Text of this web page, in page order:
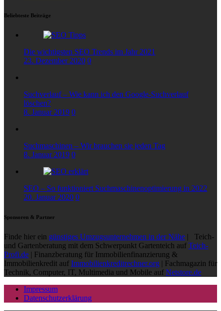
Beliebteste Beiträge
Die wichtigsten SEO Trends im Jahr 2021
23. Dezember 2020 0
Suchverlauf – Wie kann ich den Google-Suchverlauf
löschen?
8. Januar 2019 0
Suchmaschinen – Wir brauchen sie jeden Tag
8. Januar 2019 0
SEO – So funktioniert Suchmaschinenoptimierung in 2022
20. Januar 2020 0
Sponsoren & Partner
Finde hier ein günstiges Umzugsunternehmen in der Nähe | Teich-
und Gartenberatung mit dem Schwerpunkt Gartenteich auf Teich-
Profi.de | Finanzberatung für Immobilienfinanzierung &
Immobilienkredit auf Immobilienkreditrechner.org | Fachmagazin für
Technik, Computer, IT, Multimedia und Mobile auf Netstore.de
Impressum
Datenschutzerklärung